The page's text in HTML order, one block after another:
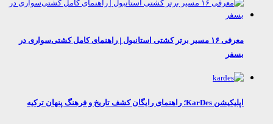
معرفی ۱۶ مسیر برتر کشتی استانبول | راهنمای کامل کشتی‌سواری در
اپلیکیشن KarDes؛ راهنمای رایگان کشف تاریخ و فرهنگ پنهان ترکیه